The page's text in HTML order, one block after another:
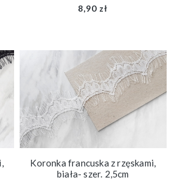
8,90 zł
Koronka francuska z rzęskami,
biała- szer. 2,5cm